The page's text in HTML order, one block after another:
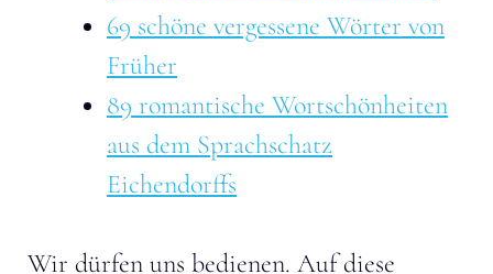
69 schöne vergessene Wörter von
Früher
89 romantische Wortschönheiten
aus dem Sprachschatz
Eichendorffs
Wir dürfen uns bedienen. Auf diese